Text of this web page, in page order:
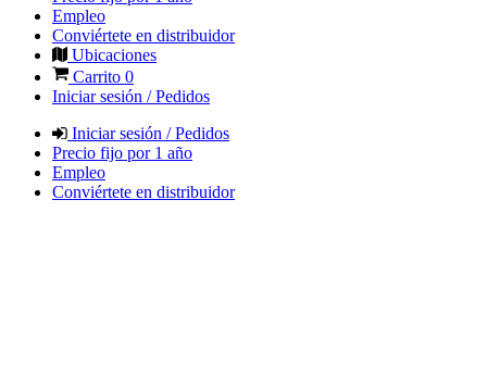
Empleo
Conviértete en distribuidor
Ubicaciones
Carrito 0
Iniciar sesión / Pedidos
Iniciar sesión / Pedidos
Precio fijo por 1 año
Empleo
Conviértete en distribuidor